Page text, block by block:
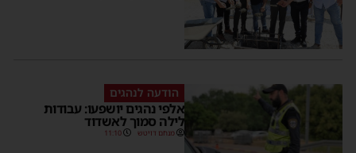
הודעה לנהגים
אלפי נהגים יושפעו: עבודות
לילה סמוך לאשדוד
מנחם דויטש 11:10